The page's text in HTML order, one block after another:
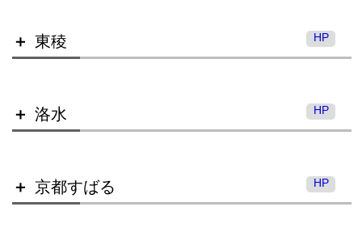
洛西高等学校
桃山高等学校
東稜 HP
東稜高等学校
洛水 HP
京都すばる HP